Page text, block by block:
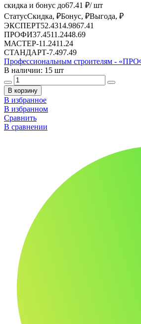
скидка и бонус до67.41 ₽/ шт
СтатусСкидка, ₽Бонус, ₽Выгода, ₽
ЭКСПЕРТ52.4314.9867.41
ПРОФИ37.4511.2448.69
МАСТЕР-11.2411.24
СТАНДАРТ-7.497.49
Профессиональным строителям -
В наличии: 15 шт
В корзину
В избранное
В избранном
Сравнить
В сравнении